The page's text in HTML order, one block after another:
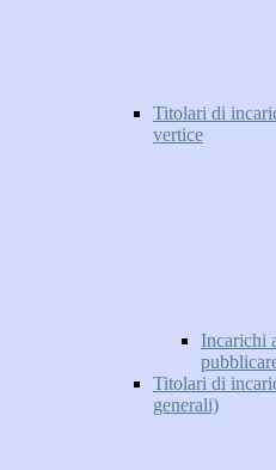
Titolari di
vertice
Incarichi
Titolari di
generali)